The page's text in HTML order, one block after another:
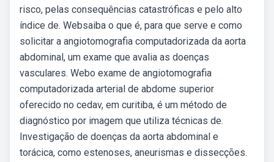
risco, pelas consequências catastróficas e pelo alto
índice de. Websaiba o que é, para que serve e como
solicitar a angiotomografia computadorizada da aorta
abdominal, um exame que avalia as doenças
vasculares. Webo exame de angiotomografia
computadorizada arterial de abdome superior
oferecido no cedav, em curitiba, é um método de
diagnóstico por imagem que utiliza técnicas de.
Investigação de doenças da aorta abdominal e
torácica, como estenoses, aneurismas e dissecções.